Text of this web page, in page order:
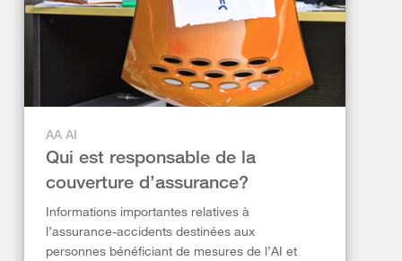
AA AI
Qui est responsable de la
couverture d’assurance?
Informations importantes relatives à
l’assurance-accidents destinées aux
personnes bénéficiant de mesures de l’AI et